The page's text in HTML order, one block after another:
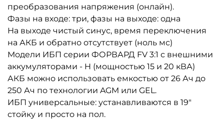
преобразования напряжения (онлайн).
Фазы на входе: три, фазы на выходе: одна
На выходе чистый синус, время переключения
на АКБ и обратно отсутствует (ноль мс)
Модели ИБП серии ФОРВАРД FV 3:1 с внешними
аккумуляторами - H (мощностью 15 и 20 кВА)
АКБ можно использовать емкостью от 26 Ач до
250 Ач по технологии AGM или GEL.
ИБП универсальные: устанавливаются в 19"
стойку и просто на пол.